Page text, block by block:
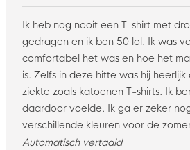
Ik heb nog nooit een T-shirt met
gedragen en ik ben 50 lol. Ik was
comfortabel het was en hoe het
is. Zelfs in deze hitte was hij
ziekte zoals katoenen T-shirts. Ik
daardoor voelde. Ik ga er zeker
verschillende kleuren voor de
Automatisch vertaald